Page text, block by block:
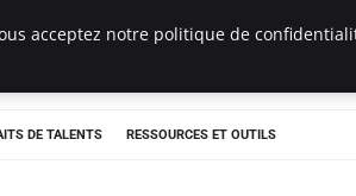
DE TALENTS RESSOURCES ET OUTILS
acceptez notre politique de